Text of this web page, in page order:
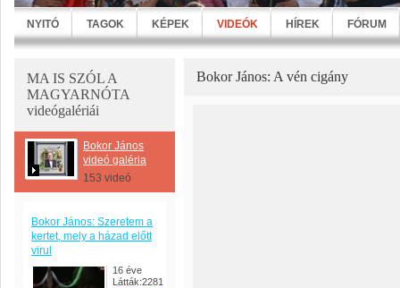
NYITÓ TAGOK KÉPEK VIDEÓK HÍREK FÓRUM
MA IS SZÓL A
MAGYARNÓTA
videógalériái
Bokor János
videó galéria
153 videó
Bokor János: Szeretem a
kertet, mely a házad előtt
virul
16 éve
Látták:2281
Bokor János: A vén cigány